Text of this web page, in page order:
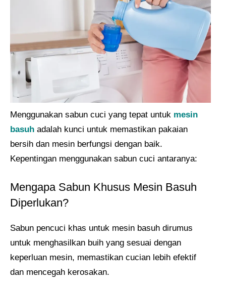
Menggunakan sabun cuci yang tepat untuk mesin
basuh adalah kunci untuk memastikan pakaian
bersih dan mesin berfungsi dengan baik.
Kepentingan menggunakan sabun cuci antaranya:
Mengapa Sabun Khusus Mesin Basuh
Diperlukan?
Sabun pencuci khas untuk mesin basuh dirumus
untuk menghasilkan buih yang sesuai dengan
keperluan mesin, memastikan cucian lebih efektif
dan mencegah kerosakan.